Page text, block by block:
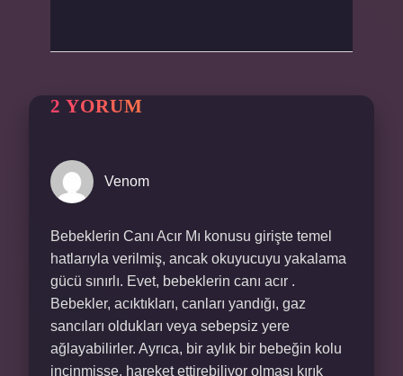
2 YORUM
Venom
Bebeklerin Canı Acır Mı konusu girişte temel
hatlarıyla verilmiş, ancak okuyucuyu yakalama
gücü sınırlı. Evet, bebeklerin canı acır .
Bebekler, acıktıkları, canları yandığı, gaz
sancıları oldukları veya sebepsiz yere
ağlayabilirler. Ayrıca, bir aylık bir bebeğin kolu
incinmişse, hareket ettirebiliyor olması kırık